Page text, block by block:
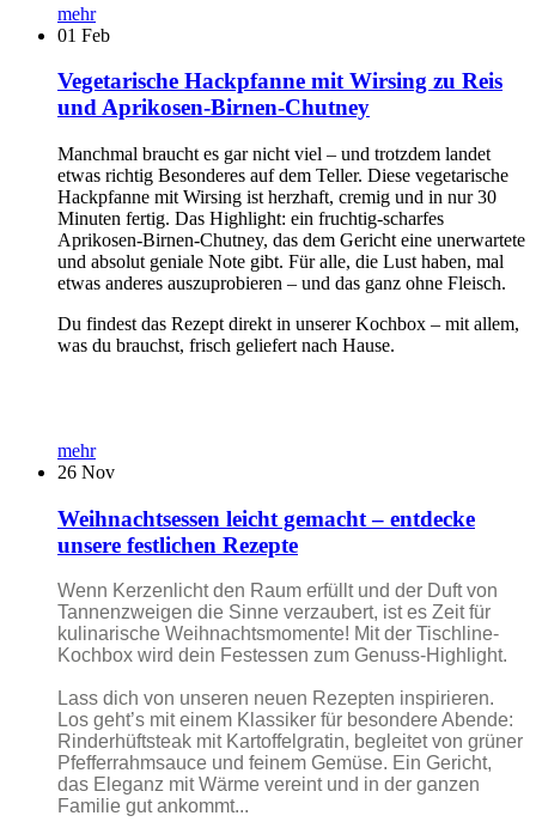
mehr
01 Feb
Vegetarische Hackpfanne mit Wirsing zu Reis
und Aprikosen-Birnen-Chutney
Manchmal braucht es gar nicht viel – und trotzdem landet
etwas richtig Besonderes auf dem Teller. Diese vegetarische
Hackpfanne mit Wirsing ist herzhaft, cremig und in nur 30
Minuten fertig. Das Highlight: ein fruchtig-scharfes
Aprikosen-Birnen-Chutney, das dem Gericht eine unerwartete
und absolut geniale Note gibt. Für alle, die Lust haben, mal
etwas anderes auszuprobieren – und das ganz ohne Fleisch.
Du findest das Rezept direkt in unserer Kochbox – mit allem,
was du brauchst, frisch geliefert nach Hause.
mehr
26 Nov
Weihnachtsessen leicht gemacht – entdecke
unsere festlichen Rezepte
Wenn Kerzenlicht den Raum erfüllt und der Duft von
Tannenzweigen die Sinne verzaubert, ist es Zeit für
kulinarische Weihnachtsmomente! Mit der Tischline-
Kochbox wird dein Festessen zum Genuss-Highlight.
Lass dich von unseren neuen Rezepten inspirieren.
Los geht’s mit einem Klassiker für besondere Abende:
Rinderhüftsteak mit Kartoffelgratin, begleitet von grüner
Pfefferrahmsauce und feinem Gemüse. Ein Gericht,
das Eleganz mit Wärme vereint und in der ganzen
Familie gut ankommt...